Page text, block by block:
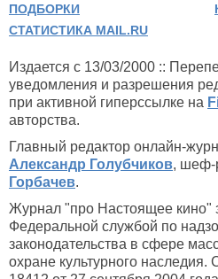
ПОДБОРКИ
СТАТИСТИКА MAIL.RU
Издается с 13/03/2000 ::
уведомления и разрешения
при активной гиперссылке на
авторства.
Главный редактор онлайн-
Александр Голубчиков, шеф-
Горбачев.
Журнал "про Настоящее кино"
Федеральной службой по
законодательства в сфере
охране культурного